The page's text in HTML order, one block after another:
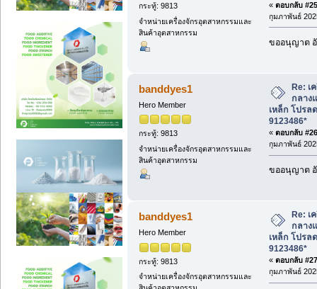
กระทู้: 9813
จำหน่ายเครื่องจักรอุตสาหกรรมและ
สินค้าอุตสาหกรรม
« ตอบกลับ
กุมภาพันธ์
ขออนุญาต
banddyes1
Hero Member
กระทู้: 9813
จำหน่ายเครื่องจักรอุตสาหกรรมและ
สินค้าอุตสาหกรรม
Re: เ
กลาง
เหล็ก โปรล
9123486*
« ตอบกลับ
กุมภาพันธ์
ขออนุญาต
banddyes1
Hero Member
กระทู้: 9813
จำหน่ายเครื่องจักรอุตสาหกรรมและ
Re: เ
กลาง
เหล็ก โปรล
9123486*
« ตอบกลับ
กุมภาพันธ์